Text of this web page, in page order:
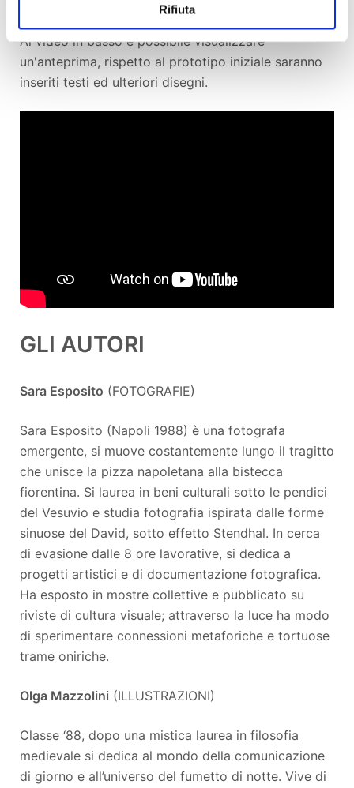
Rifiuta
Al video in basso è possibile visualizzare
un'anteprima, rispetto al prototipo iniziale saranno
inseriti testi ed ulteriori disegni.
GLI AUTORI
Sara Esposito (FOTOGRAFIE)
Sara Esposito (Napoli 1988) è una fotografa
emergente, si muove costantemente lungo il tragitto
che unisce la pizza napoletana alla bistecca
fiorentina. Si laurea in beni culturali sotto le pendici
del Vesuvio e studia fotografia ispirata dalle forme
sinuose del David, sotto effetto Stendhal. In cerca
di evasione dalle 8 ore lavorative, si dedica a
progetti artistici e di documentazione fotografica.
Ha esposto in mostre collettive e pubblicato su
riviste di cultura visuale; attraverso la luce ha modo
di sperimentare connessioni metaforiche e tortuose
trame oniriche.
Olga Mazzolini (ILLUSTRAZIONI)
Classe ‘88, dopo una mistica laurea in filosofia
medievale si dedica al mondo della comunicazione
di giorno e all’universo del fumetto di notte. Vive di